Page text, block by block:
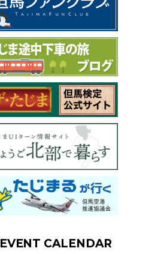
EVENT CALENDAR